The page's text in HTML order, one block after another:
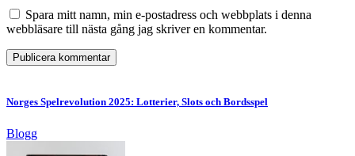
Spara mitt namn, min e-postadress och webbplats i denna
webbläsare till nästa gång jag skriver en kommentar.
Norges Spelrevolution 2025: Lotterier, Slots och Bordsspel
Blogg